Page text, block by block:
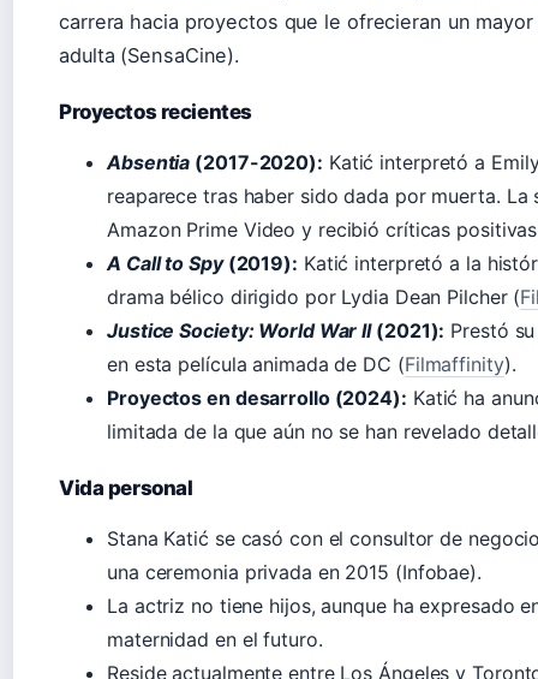
carrera hacia proyectos que le ofrecieran un
adulta (SensaCine).
Proyectos recientes
Absentia (2017-2020): Katić interpretó a
reaparece tras haber sido dada por muerta.
Amazon Prime Video y recibió críticas
A Call to Spy(2019): Katić interpretó a la
drama bélico dirigido por Lydia Dean Pilcher (
Justice Society: World War II(2021): Prestó
en esta película animada de DC (Filmaffinity).
Proyectos en desarrollo (2024): Katić ha
limitada de la que aún no se han revelado
Vida personal
Stana Katić se casó con el consultor de
una ceremonia privada en 2015 (Infobae).
La actriz no tiene hijos, aunque ha expresado
maternidad en el futuro.
Reside actualmente entre Los Ángeles y